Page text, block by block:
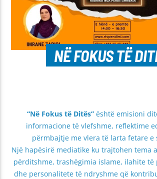
NË FOKUS TË
“Në Fokus të Ditës”është emisioni
informacione të vlefshme, reflektime
përmbajtje me vlera të larta fetare e
Një hapësirë mediatike ku trajtohen tema
përditshme, trashëgimia islame, ilahite të
dhe personalitete të ndryshme që